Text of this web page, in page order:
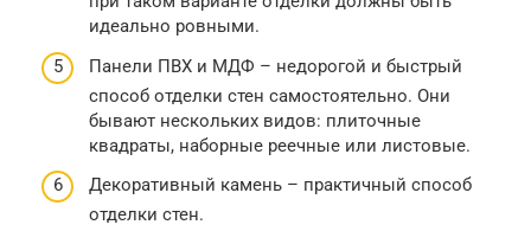
идеально ровными.
Панели ПВХ и МДФ – недорогой и быстрый
способ отделки стен самостоятельно. Они
бывают нескольких видов: плиточные
квадраты, наборные реечные или листовые.
Декоративный камень – практичный способ
отделки стен.